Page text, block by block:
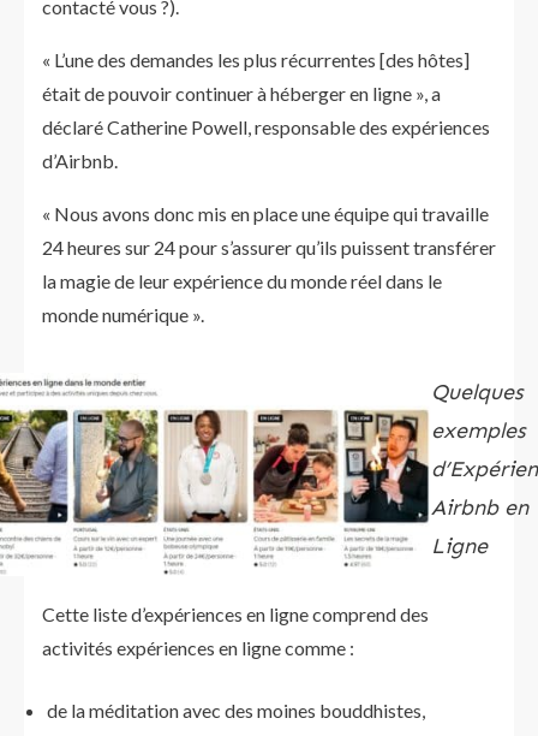
contacté vous ?).
« L’une des demandes les plus récurrentes [des hôtes]
était de pouvoir continuer à héberger en ligne », a
déclaré Catherine Powell, responsable des expériences
d’Airbnb.
« Nous avons donc mis en place une équipe qui travaille
24 heures sur 24 pour s’assurer qu’ils puissent transférer
la magie de leur expérience du monde réel dans le
monde numérique ».
Quelques
exemples
Airbnb en
Ligne
Cette liste d’expériences en ligne comprend des
activités expériences en ligne comme :
de la méditation avec des moines bouddhistes,